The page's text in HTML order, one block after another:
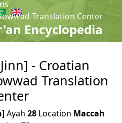
Encyclopedia
Translation Center
- Croatian
Translation
Ayah 28Location Maccah